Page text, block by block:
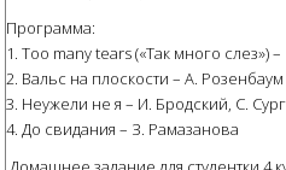
Программа:
1. Too many tears («Так много слез»)
2. Вальс на плоскости – А. Розенбаум
3. Неужели не я – И. Бродский, С.
4. До свидания – З. Рамазанова